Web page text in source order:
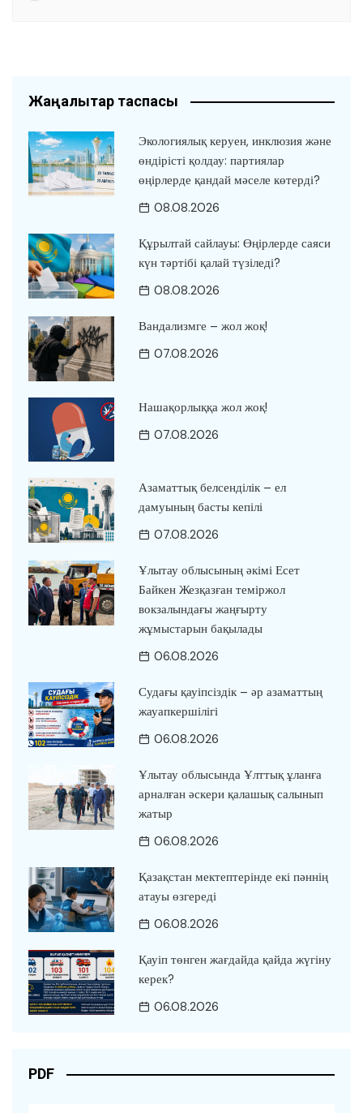
Жаңалықтар таспасы
Экологиялық керуен, инклюзия және
өндірісті қолдау: партиялар
өңірлерде қандай мәселе көтерді?
08.08.2026
Құрылтай сайлауы: Өңірлерде саяси
күн тәртібі қалай түзіледі?
08.08.2026
Вандализмге – жол жоқ!
07.08.2026
Нашақорлыққа жол жоқ!
07.08.2026
Азаматтық белсенділік – ел
дамуының басты кепілі
07.08.2026
Ұлытау облысының әкімі Есет
Байкен Жезқазған теміржол
вокзалындағы жаңғырту
жұмыстарын бақылады
06.08.2026
Судағы қауіпсіздік – әр азаматтың
жауапкершілігі
06.08.2026
Ұлытау облысында Ұлттық ұланға
арналған әскери қалашық салынып
жатыр
06.08.2026
Қазақстан мектептерінде екі пәннің
атауы өзгереді
06.08.2026
Қауіп төнген жағдайда қайда жүгіну
керек?
06.08.2026
PDF